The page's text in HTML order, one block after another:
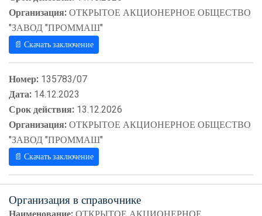
Организация:ОТКРЫТОЕ АКЦИОНЕРНОЕ ОБЩЕСТВО
"ЗАВОД "ПРОММАШ"
📄 Скачать заключение
Номер: 135783/07
Дата: 14.12.2023
Срок действия: 13.12.2026
Организация:ОТКРЫТОЕ АКЦИОНЕРНОЕ ОБЩЕСТВО
"ЗАВОД "ПРОММАШ"
📄 Скачать заключение
Организация в справочнике